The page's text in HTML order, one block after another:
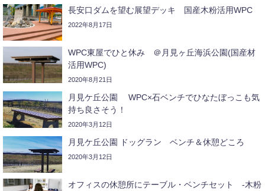
長安口ダムを望む展望デッキ 国産木粉活用WPC
2022年8月17日
WPC東屋でひと休み ＠月見ヶ丘海浜公園(国産材
活用WPC)
2020年8月21日
月見ケ丘公園 WPC×石ベンチでひなたぼっこも気
持ち良さそう！
2020年3月12日
月見ケ丘公園 ドッグラン ベンチ＆休憩どころ
2020年3月12日
オフィスの休憩所にテーブル・ベンチセット -木粉